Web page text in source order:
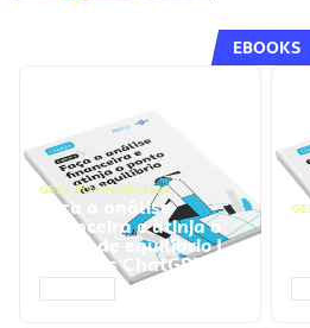
EBOOKS
GESTÃO FINANCEIRA
Faça a análise
financeira e atinja o
ponto de equilíbrio |
Prompts ChatGPT